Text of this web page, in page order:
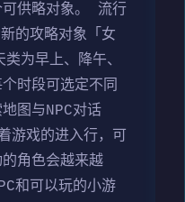
可供略对象。 流行
的攻略对象「女
为早上、降午、
时段可选定不同
图与NPC对话
游戏的进入行，可
角色会越来越
和可以玩的小游